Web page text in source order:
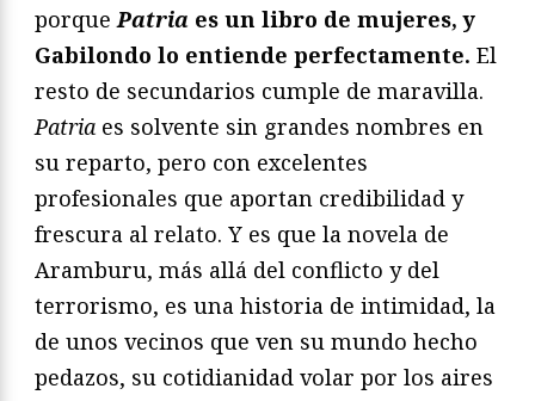
porquePatria es un libro de mujeres, y
Gabilondo lo entiende perfectamente. El
resto de secundarios cumple de maravilla.
Patria es solvente sin grandes nombres en
su reparto, pero con excelentes
profesionales que aportan credibilidad y
frescura al relato. Y es que la novela de
Aramburu, más allá del conflicto y del
terrorismo, es una historia de intimidad, la
de unos vecinos que ven su mundo hecho
pedazos, su cotidianidad volar por los aires